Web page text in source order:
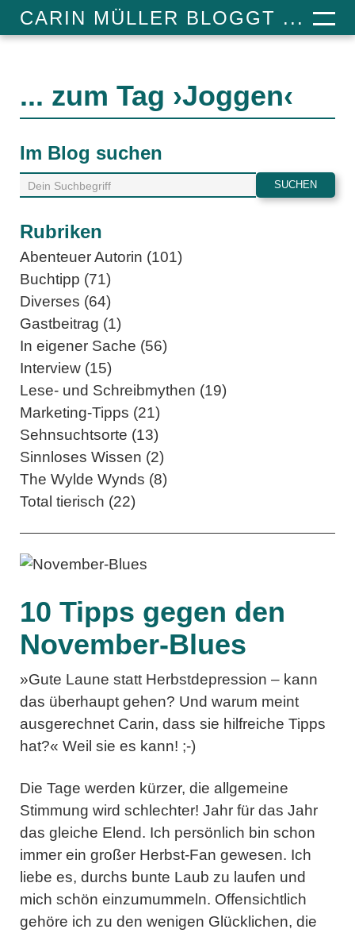
CARIN MÜLLER BLOGGT ...
... zum Tag ›Joggen‹
10 Tipps gegen den
November-Blues
»Gute Laune statt Herbstdepression – kann
das überhaupt gehen? Und warum meint
ausgerechnet Carin, dass sie hilfreiche Tipps
hat?« Weil sie es kann! ;-)
Die Tage werden kürzer, die allgemeine
Stimmung wird schlechter! Jahr für das Jahr
das gleiche Elend. Ich persönlich bin schon
immer ein großer Herbst-Fan gewesen. Ich
liebe es, durchs bunte Laub zu laufen und
mich schön einzumummeln. Offensichtlich
gehöre ich zu den wenigen Glücklichen, die
Im Blog suchen
Rubriken
Abenteuer Autorin (101)
Buchtipp (71)
Diverses (64)
Gastbeitrag (1)
In eigener Sache (56)
Interview (15)
Lese- und Schreibmythen (19)
Marketing-Tipps (21)
Sehnsuchtsorte (13)
Sinnloses Wissen (2)
The Wylde Wynds (8)
Total tierisch (22)